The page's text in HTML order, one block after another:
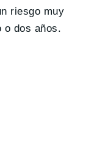
riesgo muy
o dos años.